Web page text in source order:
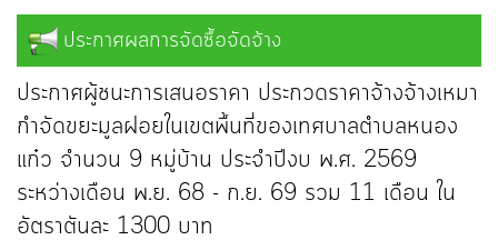
ประกาศผลการจัดซื้อจัดจ้าง
ประกาศผู้ชนะการเสนอราคา ประกวดราคาจ้างจ้างเหมา
กำจัดขยะมูลฝอยในเขตพื้นที่ของเทศบาลตำบลหนอง
แก๋ว จำนวน 9 หมู่บ้าน ประจำปีงบ พ.ศ. 2569
ระหว่างเดือน พ.ย. 68 - ก.ย. 69 รวม 11 เดือน ใน
อัตราตันละ 1300 บาท